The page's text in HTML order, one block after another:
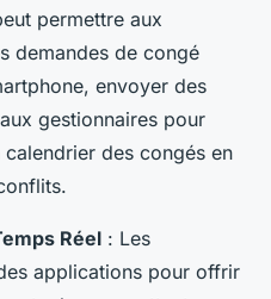
permettre aux
demandes de congé
envoyer des
gestionnaires pour
des congés en
Réel : Les
applications pour offrir